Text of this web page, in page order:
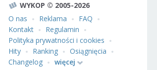
WYKOP © 2005-2026
O nas
Reklama
FAQ
Kontakt
Regulamin
Polityka prywatności i cookies
Hity
Ranking
Osiągnięcia
Changelog
więcej